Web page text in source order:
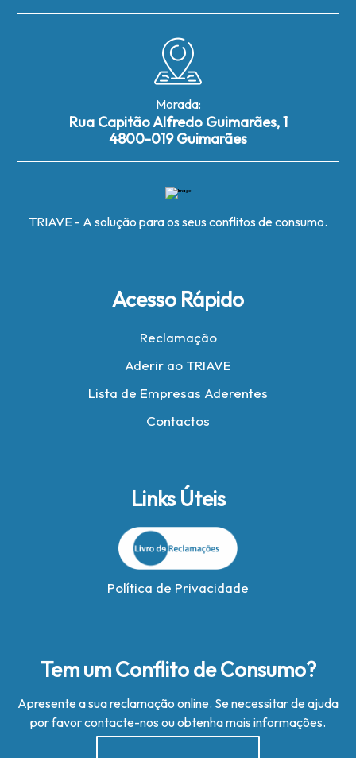
Morada:
Rua Capitão Alfredo Guimarães, 1
4800-019 Guimarães
TRIAVE - A solução para os seus conflitos de consumo.
Acesso Rápido
Reclamação
Aderir ao TRIAVE
Lista de Empresas Aderentes
Contactos
Links Úteis
Política de Privacidade
Tem um Conflito de Consumo?
Apresente a sua reclamação online. Se necessitar de ajuda
por favor contacte-nos ou obtenha mais informações.